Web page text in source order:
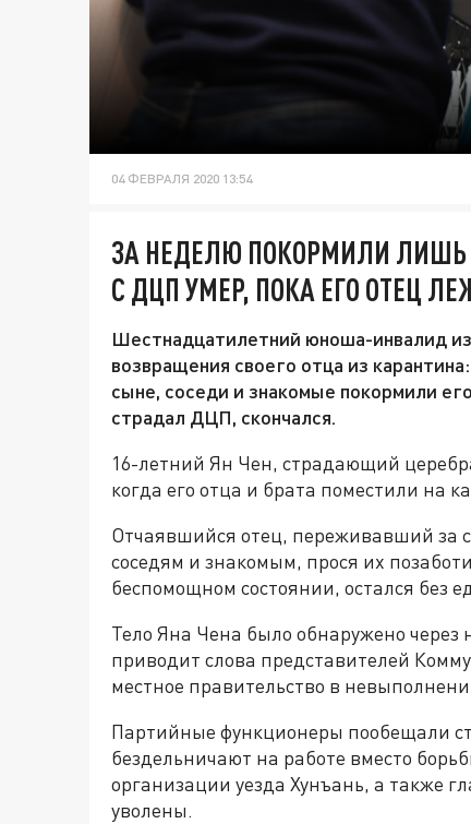
04 ФЕВРАЛЯ 2020 13:54
ЗА НЕДЕЛЮ ПОКОРМИЛИ
С ДЦП УМЕР, ПОКА ЕГО ОТЕЦ
Шестнадцатилетний юноша-инвалид
возвращения своего отца из
сыне, соседи и знакомые покормили
страдал ДЦП, скончался.
16-летний Ян Чен, страдающий
когда его отца и брата поместили на
Отчаявшийся отец, переживавший за
соседям и знакомым, прося их
беспомощном состоянии, остался без
Тело Яна Чена было обнаружено через
приводит слова представителей
местное правительство в
Партийные функционеры пообещали
бездельничают на работе вместо
организации уезда Хунъань, а также
уволены.